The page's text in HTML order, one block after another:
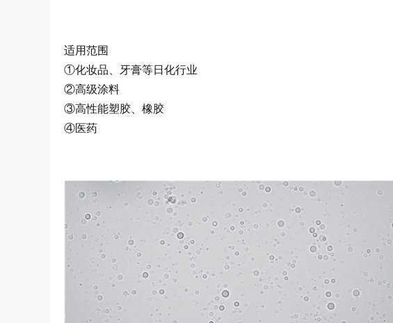
适用范围
①化妆品、牙膏等日化行业
②高级涂料
③高性能塑胶、橡胶
④医药